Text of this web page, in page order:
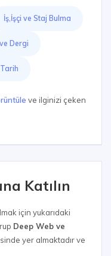
İş,İşçi ve Staj Bulma
Dergi
ve ilginizi çeken
Katılın
için yukarıdaki
Deep Web ve
yer almaktadır ve